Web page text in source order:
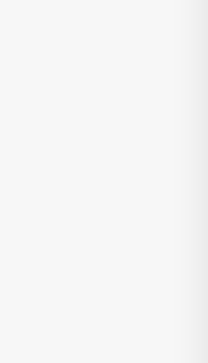
MÊME